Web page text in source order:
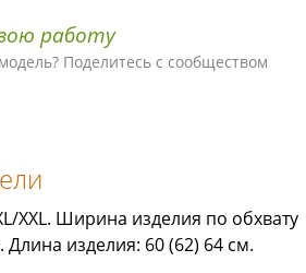
работу
Поделитесь с сообществом
XXL. Ширина изделия по обхвату
Длина изделия: 60 (62) 64 см.